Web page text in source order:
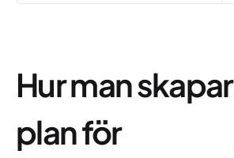
Hur man
plan för